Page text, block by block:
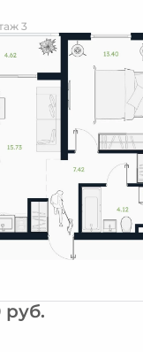
3
руб.